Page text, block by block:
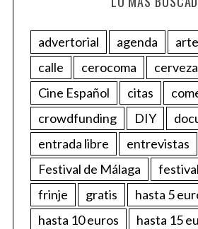
advertorial agenda
calle
cerocoma cerveza
Cine Español
citas
crowdfunding
DIY
entrada libre
entrevistas
Festival de Málaga
frinje
gratis
hasta 5
hasta 10 euros
hasta 15